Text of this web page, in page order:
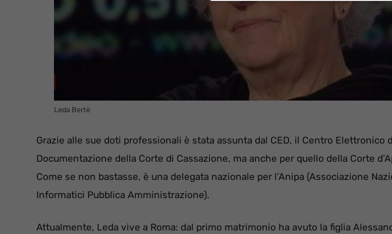
Leda Bertè
Grazie alle sue doti professionali è stata assunta dal CED, il Centro Elettronico
Documentazione della Corte di Cassazione, ma anche per quello della Corte
Come se non bastasse, è una delegata nazionale per l’Anipa (Associazione
Informatici Pubblica Amministrazione).
Attualmente, Leda vive a Roma: dal primo matrimonio ha avuto la figlia